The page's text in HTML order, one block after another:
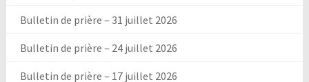
Bulletin de prière – 31 juillet 2026
Bulletin de prière – 24 juillet 2026
Bulletin de prière – 17 juillet 2026